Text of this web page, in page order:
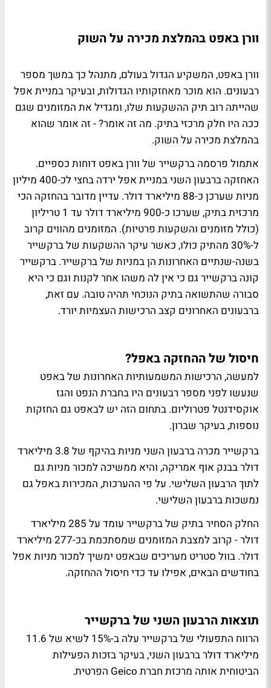
וורן באפט בהמלצת מכירה על השוק
וורן באפט, המשקיע הגדול בעולם, מתנהל כך במשך מספר
רבעונים. הוא מוכר מאחזקותיו הגדולות, ובעיקר במניית אפל
שהייתה רוב תיק ההשקעות שלו, ומגדיל את המזומנים שגם
ככה היו חלק מרכזי בתיק. מה זה אומר? - זה אומר שהוא
בהמלצת מכירה על השוק.
אתמול פרסמה ברקשייר של וורן באפט דוחות כספיים.
האחזקה ברבעון השני במניית אפל ירדה בחצי לכ-400 מיליון
מניות שערכן כ-88 מיליארד דולר. עדיין מדובר בהחזקה הכי
מרכזית בתיק, שערכו כ-900 מיליארד דולר עד 1 טריליון
(כולל מזומנים והשקעות פרטיות). המזומנים מהווים קרוב
ל-30% מהתיק כולו, כאשר עיקר ההשקעות של ברקשייר
בשנה-שנתיים האחרונות הן במניות של ברקשייר. ברקשייר
קונה ברקשייר גם כי אין לה משהו אחר לקנות וגם כי היא
סבורה שהתשואה בתיק הנוכחי תהיה טובה. עם זאת,
ברבעונים האחרונים קצב הרכישות העצמיות יורד.
חיסול של ההחזקה באפל?
למעשה, הרכישות המשמעותיות האחרונות של באפט
שנעשו לפני מספר רבעונים היו בחברת הנפט והגז
אוקסידנטל פטרוליום. בתחום הזה יש לבאפט גם החזקות
נוספות, בעיקר שברון.
ברקשייר מכרה ברבעון השני מניות בהיקף של 3.8 מיליארד
דולר בבנק אוף אמריקה, והיא ממשיכה למכור מניות גם
לתוך הרבעון השלישי. על פי ההערכות, המכירות באפל גם
נמשכות ברבעון השלישי.
החלק הסחיר בתיק של ברקשייר עומד על 285 מיליארד
דולר - קרוב למצבת המזומנים שמסתכמת בכ-277 מיליארד
דולר. בוול סטריט מעריכים שבאפט ימשיך למכור מניות אפל
בחודשים הבאים, אפילו עד כדי חיסול ההחזקה.
תוצאות הרבעון השני של ברקשייר
הרווח התפעולי של ברקשייר עלה ב-15% לשיא של 11.6
מיליארד דולר ברבעון השני, בעיקר בזכות הפעילות
הביטוחית אותה מרכזת חברת Geico הפרטית.